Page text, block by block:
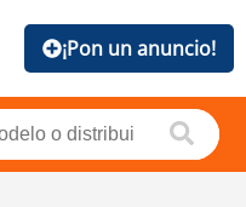
¡Pon un anuncio!